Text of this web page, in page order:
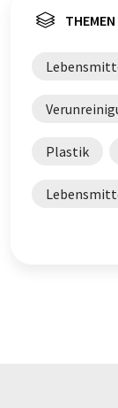
THEMEN
Plastik